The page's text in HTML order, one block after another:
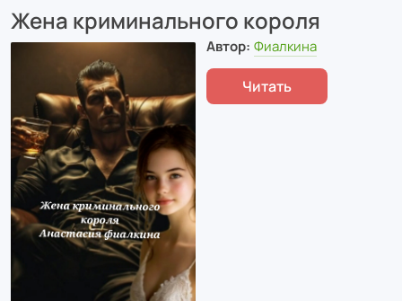
Жена криминального короля
Автор: Фиалкина
Читать